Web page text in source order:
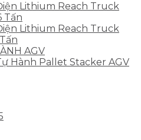
Lithium Reach Truck
Tấn
Lithium Reach Truck
AGV
Hành Pallet Stacker AGV